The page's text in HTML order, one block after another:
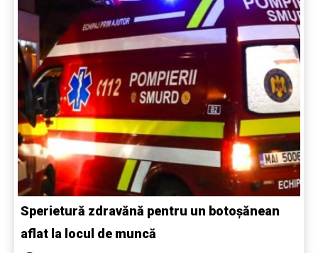
Sperietură zdravănă pentru un botoșănean
aflat la locul de muncă